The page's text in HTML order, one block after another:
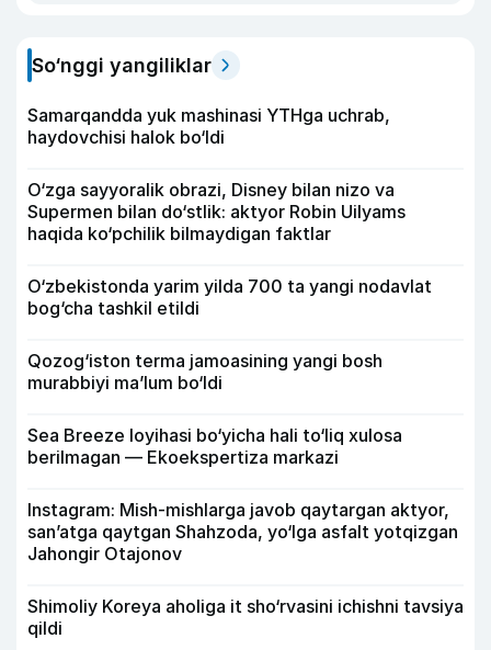
So‘nggi yangiliklar
Samarqandda yuk mashinasi YTHga uchrab,
haydovchisi halok bo‘ldi
O‘zga sayyoralik obrazi, Disney bilan nizo va
Supermen bilan do‘stlik: aktyor Robin Uilyams
haqida ko‘pchilik bilmaydigan faktlar
O‘zbekistonda yarim yilda 700 ta yangi nodavlat
bog‘cha tashkil etildi
Qozog‘iston terma jamoasining yangi bosh
murabbiyi ma’lum bo‘ldi
Sea Breeze loyihasi bo‘yicha hali to‘liq xulosa
berilmagan — Ekoekspertiza markazi
Instagram: Mish-mishlarga javob qaytargan aktyor,
san’atga qaytgan Shahzoda, yo‘lga asfalt yotqizgan
Jahongir Otajonov
Shimoliy Koreya aholiga it sho‘rvasini ichishni tavsiya
qildi